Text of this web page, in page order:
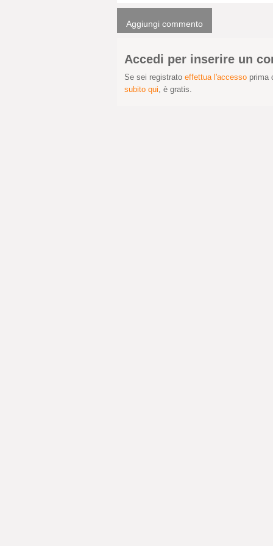
Aggiungi commento
Accedi per inserire un
Se sei registrato effettua l'accesso prima
subito qui, è gratis.